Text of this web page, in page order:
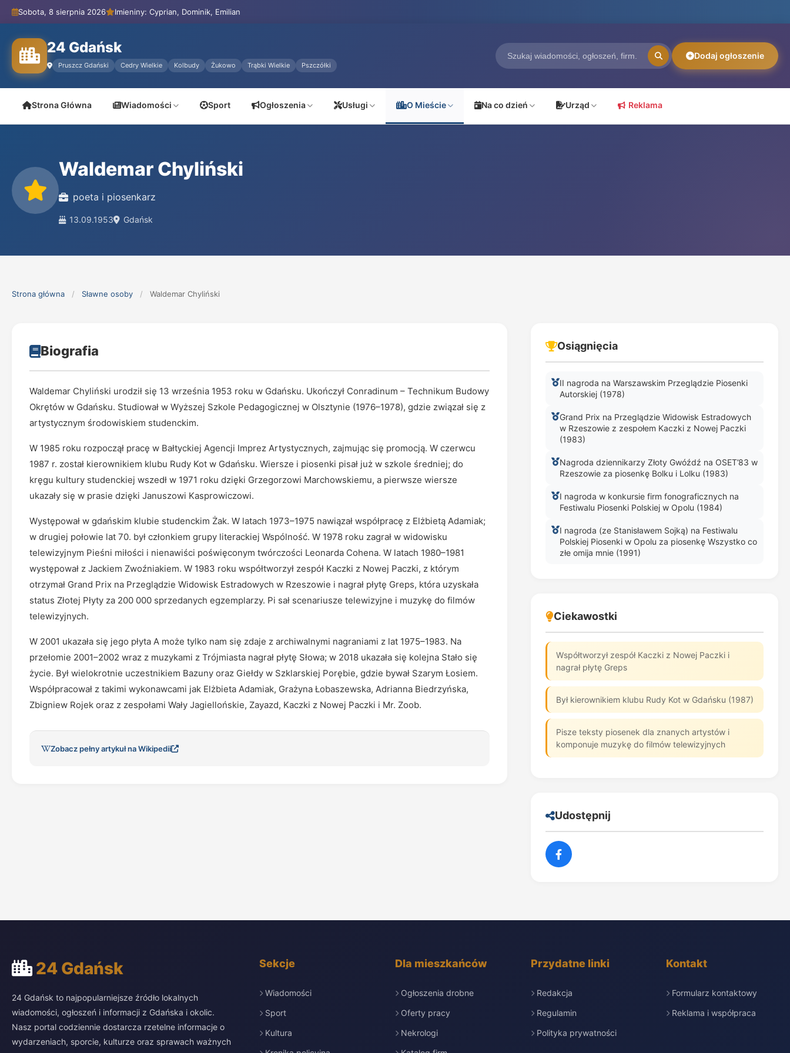
Sobota, 8 sierpnia 2026 Imieniny: Cyprian, Dominik, Emilian
24 Gdańsk
Pruszcz Gdański Cedry Wielkie Kolbudy Żukowo Trąbki Wielkie Pszczółki
Dodaj ogłoszenie
Strona Główna Wiadomości Sport Ogłoszenia Usługi O Mieście Na co dzień Urząd Reklama
Waldemar Chyliński
poeta i piosenkarz
13.09.1953 Gdańsk
Strona główna / Sławne osoby / Waldemar Chyliński
Biografia
Waldemar Chyliński urodził się 13 września 1953 roku w Gdańsku. Ukończył Conradinum – Technikum Budowy
Okrętów w Gdańsku. Studiował w Wyższej Szkole Pedagogicznej w Olsztynie (1976–1978), gdzie związał się z
artystycznym środowiskiem studenckim.
W 1985 roku rozpoczął pracę w Bałtyckiej Agencji Imprez Artystycznych, zajmując się promocją. W czerwcu
1987 r. został kierownikiem klubu Rudy Kot w Gdańsku. Wiersze i piosenki pisał już w szkole średniej; do
kręgu kultury studenckiej wszedł w 1971 roku dzięki Grzegorzowi Marchowskiemu, a pierwsze wiersze
ukazały się w prasie dzięki Januszowi Kasprowiczowi.
Występował w gdańskim klubie studenckim Żak. W latach 1973–1975 nawiązał współpracę z Elżbietą Adamiak;
w drugiej połowie lat 70. był członkiem grupy literackiej Wspólność. W 1978 roku zagrał w widowisku
telewizyjnym Pieśni miłości i nienawiści poświęconym twórczości Leonarda Cohena. W latach 1980–1981
występował z Jackiem Zwoźniakiem. W 1983 roku współtworzył zespół Kaczki z Nowej Paczki, z którym
otrzymał Grand Prix na Przeglądzie Widowisk Estradowych w Rzeszowie i nagrał płytę Greps, która uzyskała
status Złotej Płyty za 200 000 sprzedanych egzemplarzy. Pi sał scenariusze telewizyjne i muzykę do filmów
telewizyjnych.
W 2001 ukazała się jego płyta A może tylko nam się zdaje z archiwalnymi nagraniami z lat 1975–1983. Na
przełomie 2001–2002 wraz z muzykami z Trójmiasta nagrał płytę Słowa; w 2018 ukazała się kolejna Stało się
życie. Był wielokrotnie uczestnikiem Bazuny oraz Giełdy w Szklarskiej Porębie, gdzie bywał Szarym Łosiem.
Współpracował z takimi wykonawcami jak Elżbieta Adamiak, Grażyna Łobaszewska, Adrianna Biedrzyńska,
Zbigniew Rojek oraz z zespołami Wały Jagiellońskie, Zayazd, Kaczki z Nowej Paczki i Mr. Zoob.
Zobacz pełny artykuł na Wikipedii
Osiągnięcia
II nagroda na Warszawskim Przeglądzie Piosenki
Autorskiej (1978)
Grand Prix na Przeglądzie Widowisk Estradowych
w Rzeszowie z zespołem Kaczki z Nowej Paczki
(1983)
Nagroda dziennikarzy Złoty Gwóźdź na OSET’83 w
Rzeszowie za piosenkę Bolku i Lolku (1983)
I nagroda w konkursie firm fonograficznych na
Festiwalu Piosenki Polskiej w Opolu (1984)
I nagroda (ze Stanisławem Sojką) na Festiwalu
Polskiej Piosenki w Opolu za piosenkę Wszystko co
złe omija mnie (1991)
Ciekawostki
Współtworzył zespół Kaczki z Nowej Paczki i
nagrał płytę Greps
Był kierownikiem klubu Rudy Kot w Gdańsku (1987)
Pisze teksty piosenek dla znanych artystów i
komponuje muzykę do filmów telewizyjnych
Udostępnij
24 Gdańsk
24 Gdańsk to najpopularniejsze źródło lokalnych
wiadomości, ogłoszeń i informacji z Gdańska i okolic.
Nasz portal codziennie dostarcza rzetelne informacje o
wydarzeniach, sporcie, kulturze oraz sprawach ważnych
Sekcje
Wiadomości
Sport
Kultura
Dla mieszkańców
Ogłoszenia drobne
Oferty pracy
Nekrologi
Przydatne linki
Redakcja
Regulamin
Polityka prywatności
Kontakt
Formularz kontaktowy
Reklama i współpraca